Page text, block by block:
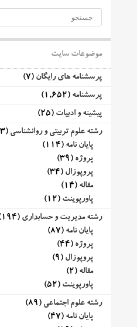
موضوعات سایت
پرسشنامه های رایگان (7)
پرسشنامه (1,652)
پیشینه و ادبیات (25)
رشته علوم تربیتی و روانشناسی (213)
پایان نامه (114)
پروژه (39)
پروپوزال (34)
مقاله (14)
پاورپوینت (12)
رشته مدیریت و حسابداری (194)
پایان نامه (87)
پروژه (44)
پروپوزال (9)
مقاله (2)
پاورپوینت (52)
رشته علوم اجتماعی (89)
پایان نامه (47)